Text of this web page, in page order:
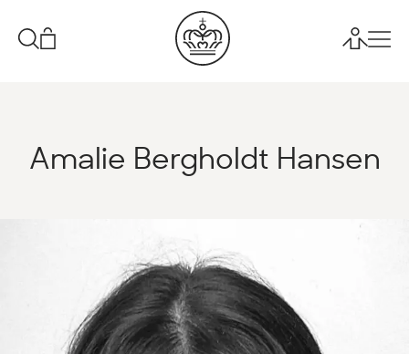
Amalie Bergholdt Hansen